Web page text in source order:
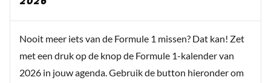
@ Harry Akkerboom "Wie het meeste klaagd" Heb je
wel eens van de regel, stam plus T gehoort en dat je
er in de tegenwoordige tijd nooit een D aan toevoegt?
Nooit meer iets van de Formule 1 missen? Dat kan! Zet
met een druk op de knop de Formule 1-kalender van
2026 in jouw agenda. Gebruik de button hieronder om